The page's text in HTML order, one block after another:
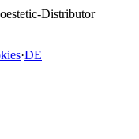
Distributor
·DE